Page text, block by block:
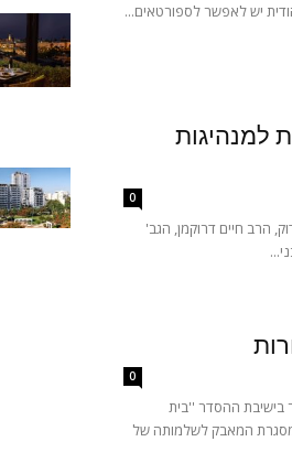
יש לאפשר לספורטאים...
למנהיגות
0
הרב חיים דרוקמן, הגב'
0
בישיבת ההסדר ''בית
היזיתים בירושלים. שראל שפייר 15/11/2007 במסגרת המאבק לשלמותה של